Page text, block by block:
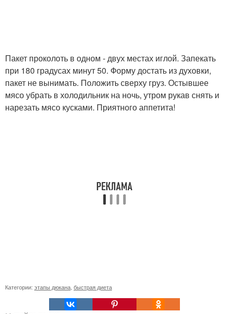
Пакет проколоть в одном - двух местах иглой. Запекать
при 180 градусах минут 50. Форму достать из духовки,
пакет не вынимать. Положить сверху груз. Остывшее
мясо убрать в холодильник на ночь, утром рукав снять и
нарезать мясо кусками. Приятного аппетита!
Категории: этапы дюкана быстрая диета